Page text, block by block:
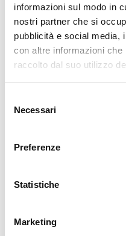
informazioni sul modo in
nostri partner che si
pubblicità e social media,
con altre informazioni che
raccolto dal suo utilizzo
delNecessari
Preferenze
Statistiche
Marketing
MAGAZINE